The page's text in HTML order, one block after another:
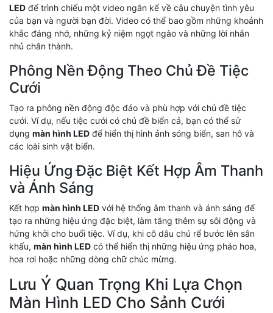
LED để trình chiếu một video ngắn kể về câu chuyện tình yêu
của bạn và người bạn đời. Video có thể bao gồm những khoảnh
khắc đáng nhớ, những kỷ niệm ngọt ngào và những lời nhắn
nhủ chân thành.
Phông Nền Động Theo Chủ Đề Tiệc
Cưới
Tạo ra phông nền động độc đáo và phù hợp với chủ đề tiệc
cưới. Ví dụ, nếu tiệc cưới có chủ đề biển cả, bạn có thể sử
dụng màn hình LED để hiển thị hình ảnh sóng biển, san hô và
các loài sinh vật biển.
Hiệu Ứng Đặc Biệt Kết Hợp Âm Thanh
và Ánh Sáng
Kết hợp màn hình LED với hệ thống âm thanh và ánh sáng để
tạo ra những hiệu ứng đặc biệt, làm tăng thêm sự sôi động và
hứng khởi cho buổi tiệc. Ví dụ, khi cô dâu chú rể bước lên sân
khấu, màn hình LED có thể hiển thị những hiệu ứng pháo hoa,
hoa rơi hoặc những dòng chữ chúc mừng.
Lưu Ý Quan Trọng Khi Lựa Chọn
Màn Hình LED Cho Sảnh Cưới